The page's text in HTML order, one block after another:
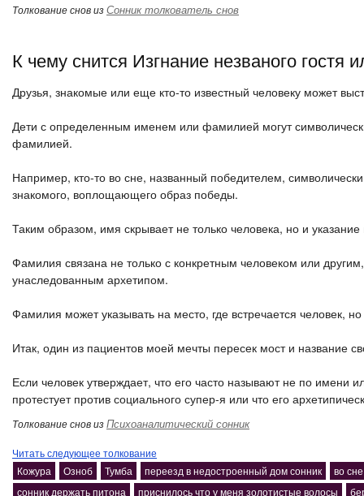
Толкование снов изСонник толкователь снов
К чему снится Изгнание незваного
Друзья, знакомые или еще кто-то известный человеку может
Дети с определенным именем или фамилией могут
фамилией.
Например, кто-то во сне, названный победителем,
знакомого, воплощающего образ победы.
Таким образом, имя скрывает не только человека, но и указание
Фамилия связана не только с конкретным человеком или
унаследованным архетипом.
Фамилия может указывать на место, где встречается человек,
Итак, один из пациентов моей мечты пересек мост и название
Если человек утверждает, что его часто называют не по
протестует против социального супер-я или что его
Толкование снов изПсихоаналитический сонник
Читать следующее толкование
Кожура
Озноб Тумба переезд в недостроенный дом сонник
во
сонник держать питона
приснилось что у меня золотистые волосы